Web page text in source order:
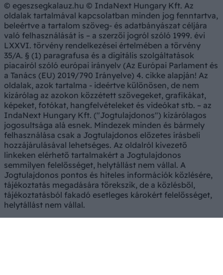
© egeszsegkalauz.hu © IndaNext Hungary Kft. Az
oldalak tartalmával kapcsolatban minden jog fenntartva,
beleértve a tartalom szöveg- és adatbányászat céljára
való felhasználását is – a szerzői jogról szóló 1999. évi
LXXVI. törvény rendelkezései értelmében a törvény
35/A. § (1) paragrafusa és a digitális szolgáltatások
piacairól szóló európai irányelv (Az Európai Parlament és
a Tanács (EU) 2019/790 Irányelve) 4. cikke alapján! Az
oldalak, azok tartalma - ideértve különösen, de nem
kizárólag az azokon közzétett szövegeket, grafikákat,
képeket, fotókat, hangfelvételeket és videókat stb. – az
IndaNext Hungary Kft. ("Jogtulajdonos") kizárólagos
jogosultsága alá esnek. Mindezek minden és bármely
felhasználása csak a Jogtulajdonos előzetes írásbeli
hozzájárulásával lehetséges. Az oldalról kivezető
linkeken elérhető tartalmakért a Jogtulajdonos
semmilyen felelősséget, helytállást nem vállal. A
Jogtulajdonos pontos és hiteles információk közlésére,
tájékoztatás megadására törekszik, de a közlésből,
tájékoztatásból fakadó esetleges károkért felelősséget,
helytállást nem vállal.